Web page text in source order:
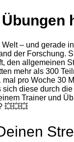
Welt – und gerade
der Forschung.
den allgemeinen
mehr als 300
mal pro Woche 30
sich diese durch
Trainer und
💥💥💥